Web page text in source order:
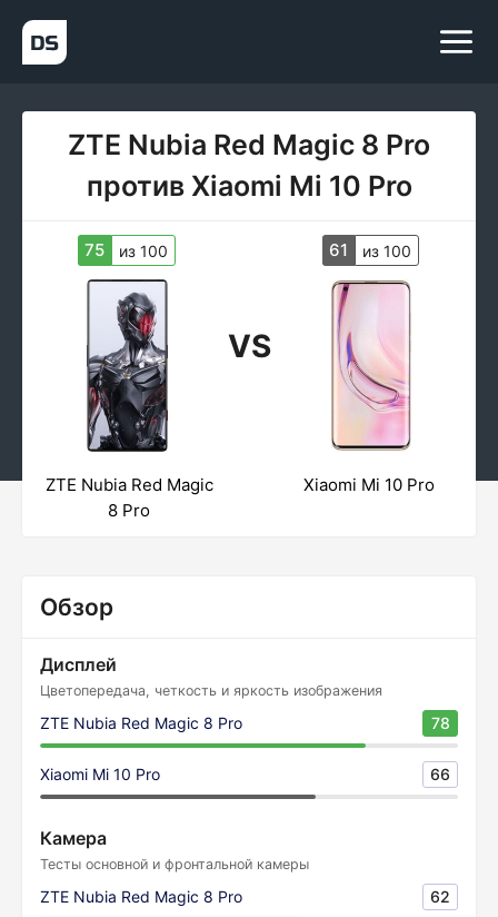
ZTE Nubia Red Magic 8 Pro
против Xiaomi Mi 10 Pro
75 из 100
VS
61 из 100
ZTE Nubia Red Magic
8 Pro
Xiaomi Mi 10 Pro
Обзор
Дисплей
Цветопередача, четкость и яркость изображения
ZTE Nubia Red Magic 8 Pro 78
Xiaomi Mi 10 Pro 66
Камера
Тесты основной и фронтальной камеры
ZTE Nubia Red Magic 8 Pro 62